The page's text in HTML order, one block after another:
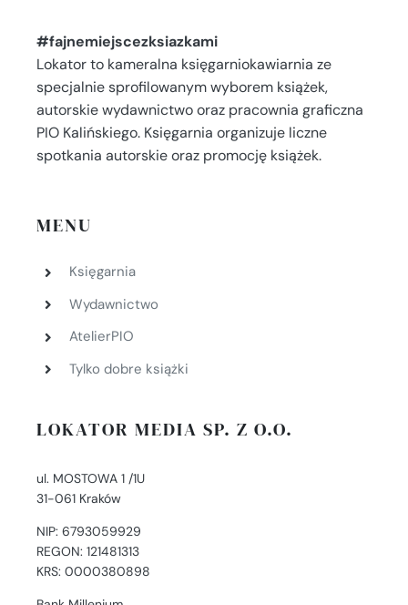
#fajnemiejscezksiazkami
Lokator to kameralna księgarniokawiarnia ze
specjalnie sprofilowanym wyborem książek,
autorskie wydawnictwo oraz pracownia graficzna
PIO Kalińskiego. Księgarnia organizuje liczne
spotkania autorskie oraz promocję książek.
MENU
Księgarnia
Wydawnictwo
AtelierPIO
Tylko dobre książki
LOKATOR MEDIA SP. Z O.O.
ul. MOSTOWA 1 /1U
31-061 Kraków
NIP: 6793059929
REGON: 121481313
KRS: 0000380898